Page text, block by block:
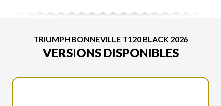
TRIUMPH BONNEVILLE T120 BLACK 2026
VERSIONS DISPONIBLES